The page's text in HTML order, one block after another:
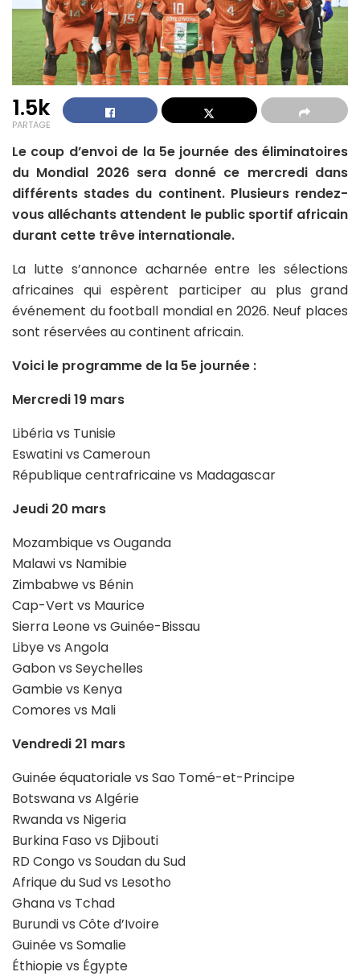
1.5k
PARTAGE
Le coup d’envoi de la 5e journée des éliminatoires
du Mondial 2026 sera donné ce mercredi dans
différents stades du continent. Plusieurs rendez-
vous alléchants attendent le public sportif africain
durant cette trêve internationale.
La lutte s’annonce acharnée entre les sélections
africaines qui espèrent participer au plus grand
événement du football mondial en 2026. Neuf places
sont réservées au continent africain.
Voici le programme de la 5e journée :
Mercredi 19 mars
Libéria vs Tunisie
Eswatini vs Cameroun
République centrafricaine vs Madagascar
Jeudi 20 mars
Mozambique vs Ouganda
Malawi vs Namibie
Zimbabwe vs Bénin
Cap-Vert vs Maurice
Sierra Leone vs Guinée-Bissau
Libye vs Angola
Gabon vs Seychelles
Gambie vs Kenya
Comores vs Mali
Vendredi 21 mars
Guinée équatoriale vs Sao Tomé-et-Principe
Botswana vs Algérie
Rwanda vs Nigeria
Burkina Faso vs Djibouti
RD Congo vs Soudan du Sud
Afrique du Sud vs Lesotho
Ghana vs Tchad
Burundi vs Côte d’Ivoire
Guinée vs Somalie
Éthiopie vs Égypte